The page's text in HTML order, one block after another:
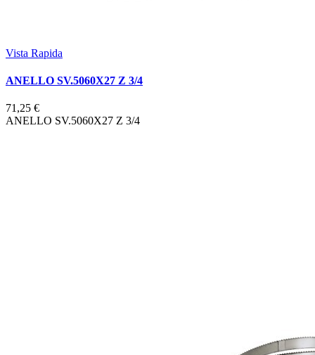
Vista Rapida
ANELLO SV.5060X27 Z 3/4
71,25 €
ANELLO SV.5060X27 Z 3/4